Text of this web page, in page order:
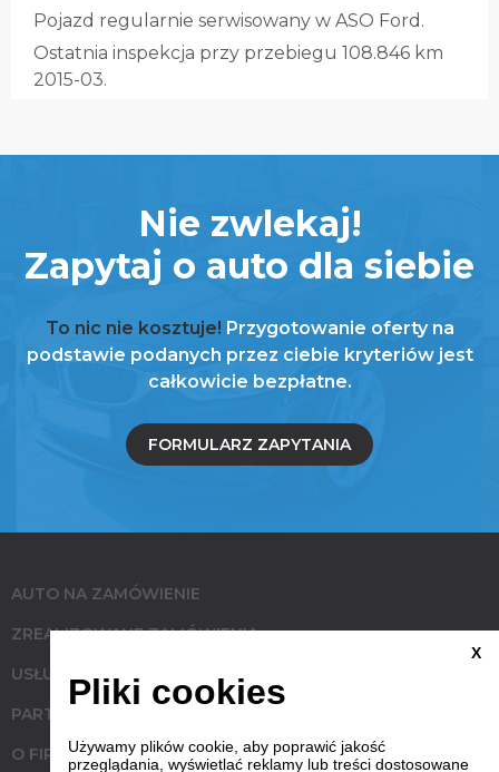
Pojazd regularnie serwisowany w ASO Ford.
Ostatnia inspekcja przy przebiegu 108.846 km
2015-03.
Nie zwlekaj!
Zapytaj o auto dla siebie
To nic nie kosztuje! Przygotowanie oferty na
podstawie podanych przez ciebie kryteriów jest
całkowicie bezpłatne.
FORMULARZ ZAPYTANIA
AUTO NA ZAMÓWIENIE
ZREALIZOWANE ZAMÓWIENIA
USŁUGI
PARTNERZY
O FIRMIE
X
Pliki cookies
Używamy plików cookie, aby poprawić jakość
przeglądania, wyświetlać reklamy lub treści dostosowane